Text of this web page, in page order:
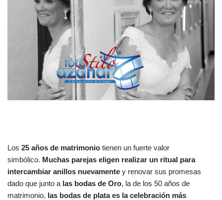
Los 25 años de matrimonio tienen un fuerte valor
simbólico. Muchas parejas eligen realizar un ritual para
intercambiar anillos nuevamente y renovar sus promesas
dado que junto a las bodas de Oro, la de los 50 años de
matrimonio, las bodas de plata es la celebración más